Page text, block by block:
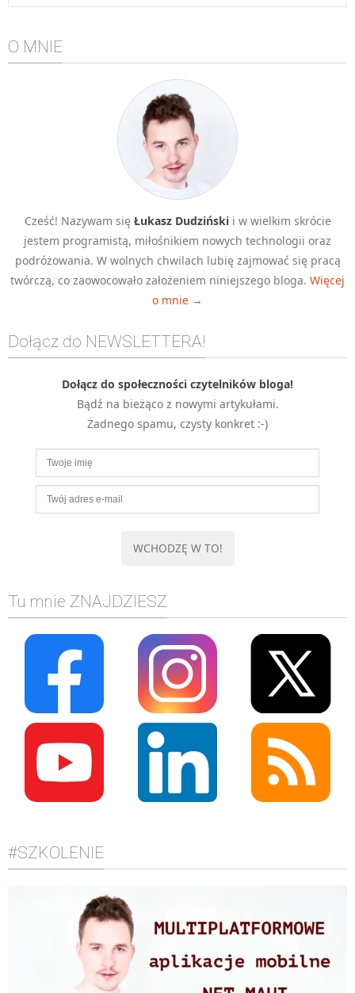
O MNIE
Cześć! Nazywam się Łukasz Dudzińskii w wielkim skrócie
jestem programistą, miłośnikiem nowych technologii oraz
podróżowania. W wolnych chwilach lubię zajmować się pracą
twórczą, co zaowocowało założeniem niniejszego bloga. Więcej
o mnie →
Dołącz do NEWSLETTERA!
Dołącz do społeczności czytelników bloga!
Bądź na bieżąco z nowymi artykułami.
Żadnego spamu, czysty konkret :-)
Tu mnie ZNAJDZIESZ
#SZKOLENIE